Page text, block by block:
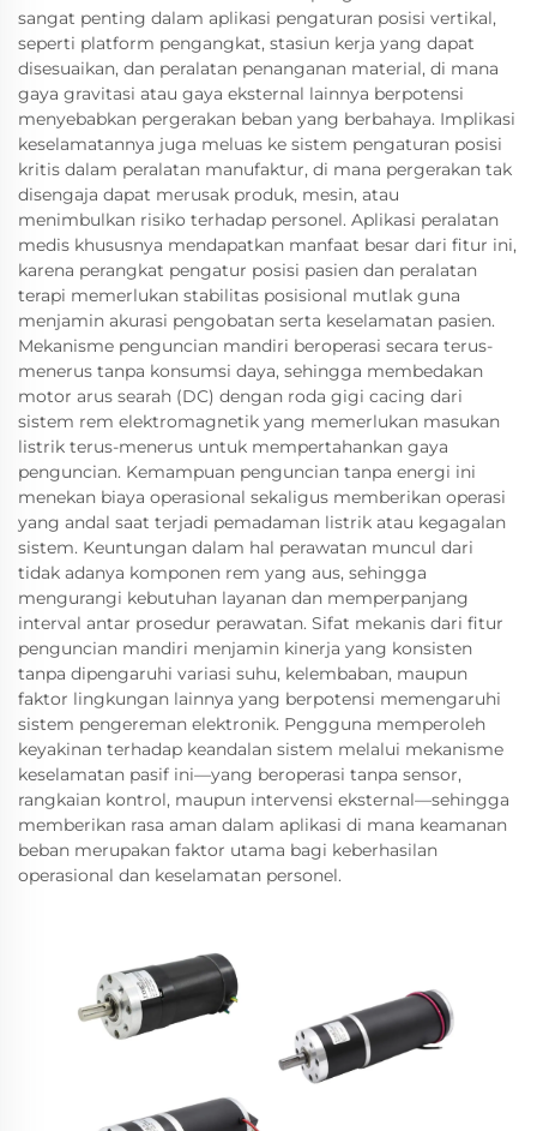
sangat penting dalam aplikasi pengaturan posisi vertikal,
seperti platform pengangkat, stasiun kerja yang dapat
disesuaikan, dan peralatan penanganan material, di mana
gaya gravitasi atau gaya eksternal lainnya berpotensi
menyebabkan pergerakan beban yang berbahaya. Implikasi
keselamatannya juga meluas ke sistem pengaturan posisi
kritis dalam peralatan manufaktur, di mana pergerakan tak
disengaja dapat merusak produk, mesin, atau
menimbulkan risiko terhadap personel. Aplikasi peralatan
medis khususnya mendapatkan manfaat besar dari fitur ini,
karena perangkat pengatur posisi pasien dan peralatan
terapi memerlukan stabilitas posisional mutlak guna
menjamin akurasi pengobatan serta keselamatan pasien.
Mekanisme penguncian mandiri beroperasi secara terus-
menerus tanpa konsumsi daya, sehingga membedakan
motor arus searah (DC) dengan roda gigi cacing dari
sistem rem elektromagnetik yang memerlukan masukan
listrik terus-menerus untuk mempertahankan gaya
penguncian. Kemampuan penguncian tanpa energi ini
menekan biaya operasional sekaligus memberikan operasi
yang andal saat terjadi pemadaman listrik atau kegagalan
sistem. Keuntungan dalam hal perawatan muncul dari
tidak adanya komponen rem yang aus, sehingga
mengurangi kebutuhan layanan dan memperpanjang
interval antar prosedur perawatan. Sifat mekanis dari fitur
penguncian mandiri menjamin kinerja yang konsisten
tanpa dipengaruhi variasi suhu, kelembaban, maupun
faktor lingkungan lainnya yang berpotensi memengaruhi
sistem pengereman elektronik. Pengguna memperoleh
keyakinan terhadap keandalan sistem melalui mekanisme
keselamatan pasif ini—yang beroperasi tanpa sensor,
rangkaian kontrol, maupun intervensi eksternal—sehingga
memberikan rasa aman dalam aplikasi di mana keamanan
beban merupakan faktor utama bagi keberhasilan
operasional dan keselamatan personel.